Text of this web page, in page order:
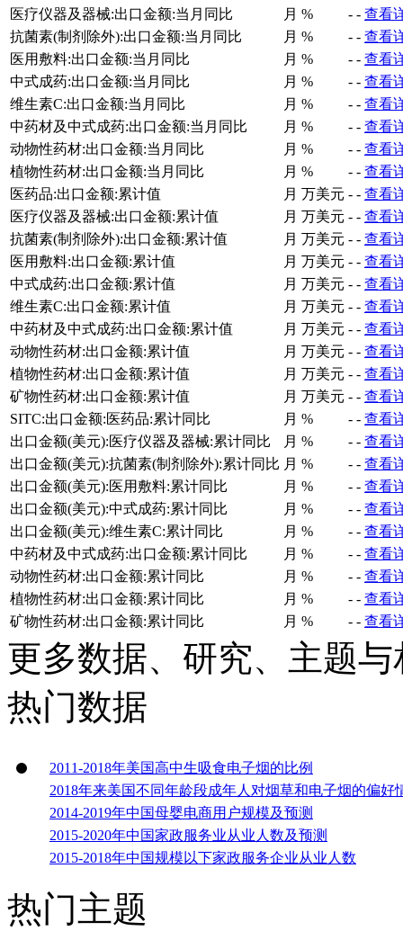
医疗仪器及器械:出口金额:当月同比
月 % - - 查看
抗菌素(制剂除外):出口金额:当月同比
月 % - - 查看
医用敷料:出口金额:当月同比
月 % - - 查看
中式成药:出口金额:当月同比
月 % - - 查看
维生素C:出口金额:当月同比
月 % - - 查看
中药材及中式成药:出口金额:当月同比
月 % - - 查看
动物性药材:出口金额:当月同比
月 % - - 查看
植物性药材:出口金额:当月同比
月 % - - 查看
医药品:出口金额:累计值
月 万美元 - - 查看
医疗仪器及器械:出口金额:累计值
月 万美元 - - 查看
抗菌素(制剂除外):出口金额:累计值
月 万美元 - - 查看
医用敷料:出口金额:累计值
月 万美元 - - 查看
中式成药:出口金额:累计值
月 万美元 - - 查看
维生素C:出口金额:累计值
月 万美元 - - 查看
中药材及中式成药:出口金额:累计值
月 万美元 - - 查看
动物性药材:出口金额:累计值
月 万美元 - - 查看
植物性药材:出口金额:累计值
月 万美元 - - 查看
矿物性药材:出口金额:累计值
月 万美元 - - 查看
SITC:出口金额:医药品:累计同比
月 % - - 查看
出口金额(美元):医疗仪器及器械:累计同比
月 % - - 查看
出口金额(美元):抗菌素(制剂除外):累计同比 月 % - - 查看
出口金额(美元):医用敷料:累计同比
月 % - - 查看
出口金额(美元):中式成药:累计同比
月 % - - 查看
出口金额(美元):维生素C:累计同比
月 % - - 查看
中药材及中式成药:出口金额:累计同比
月 % - - 查看
动物性药材:出口金额:累计同比
月 % - - 查看
植物性药材:出口金额:累计同比
月 % - - 查看
矿物性药材:出口金额:累计同比
月 % - - 查看
更多数据、研究、主题
热门数据
2011-2018年美国高中生吸食电子烟的比例
2018年来美国不同年龄段成年人对烟草和电子烟的偏好
2014-2019年中国母婴电商用户规模及预测
2015-2020年中国家政服务业从业人数及预测
2015-2018年中国规模以下家政服务企业从业人数
热门主题